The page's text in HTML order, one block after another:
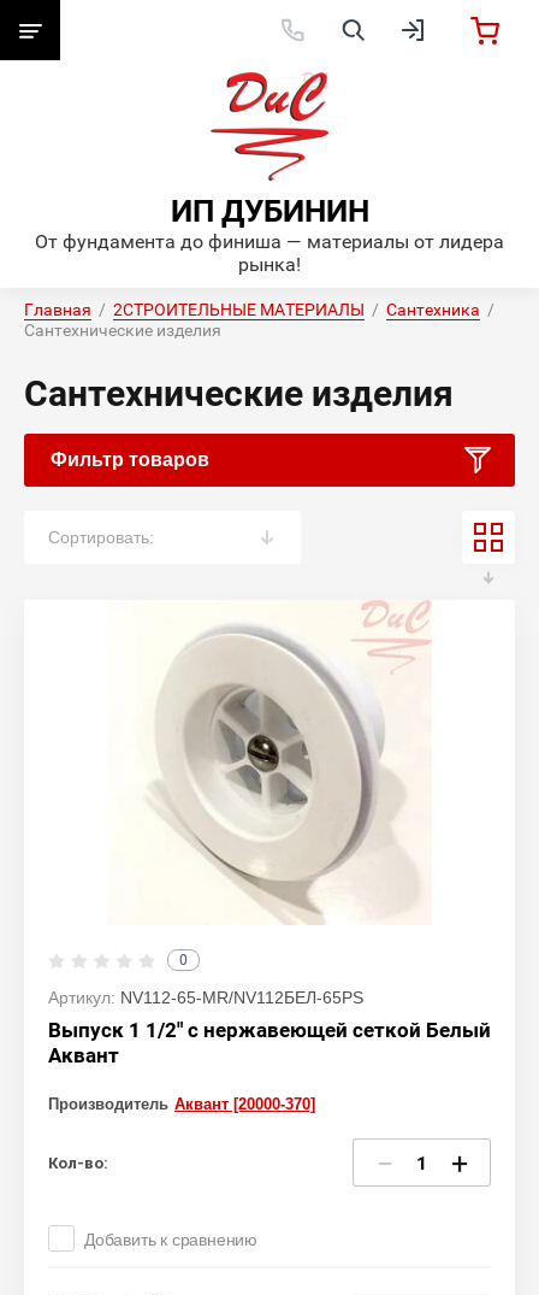
ИП ДУБИНИН
От фундамента до финиша — материалы от лидера
рынка!
Главная
  /
2СТРОИТЕЛЬНЫЕ МАТЕРИАЛЫ
  /
Сантехника
  /
Сантехнические изделия
Сантехнические изделия
Фильтр товаров
Сортировать:
0
Артикул: NV112-65-MR/NV112БЕЛ-65РS
Выпуск 1 1/2" с нержавеющей сеткой Белый
Аквант
Производитель Аквант [20000-370]
Кол-во: − +
Добавить к сравнению